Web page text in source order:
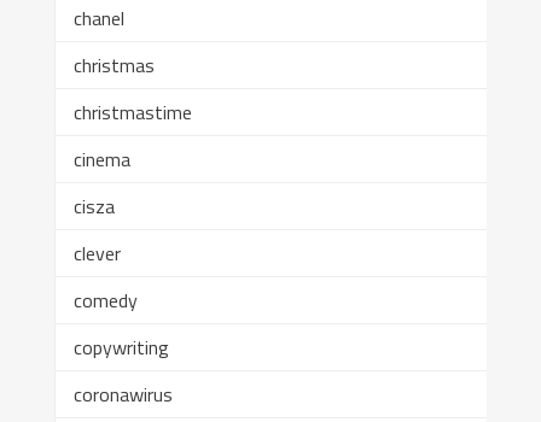
chanel
christmas
christmastime
cinema
cisza
clever
comedy
copywriting
coronawirus